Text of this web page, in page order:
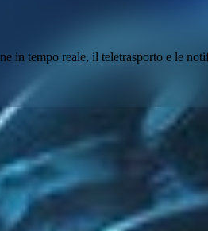
in tempo reale, il teletrasporto e le